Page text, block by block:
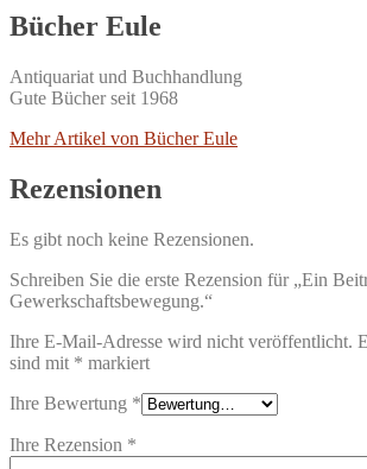
Bücher Eule
Antiquariat und Buchhandlung
Gute Bücher seit 1968
Mehr Artikel von Bücher Eule
Rezensionen
Es gibt noch keine Rezensionen.
Schreiben Sie die erste Rezension für „Ein
Gewerkschaftsbewegung.“
Ihre E-Mail-Adresse wird nicht veröffentlicht.
sind mit * markiert
Ihre Bewertung *
Ihre Rezension *